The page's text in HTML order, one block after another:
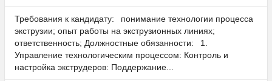
Требования к кандидату: понимание технологии процесса
экструзии; опыт работы на экструзионных линиях;
ответственность; Должностные обязанности: 1.
Управление технологическим процессом: Контроль и
настройка экструдеров: Поддержание...